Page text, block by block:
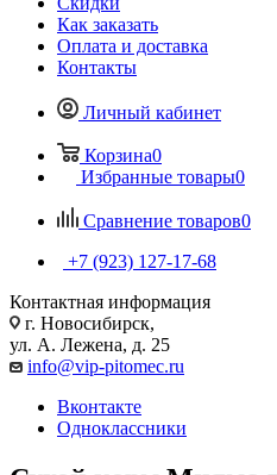
Как заказать
Оплата и доставка
Контакты
Личный кабинет
Корзина0
Избранные товары0
Сравнение товаров0
+7 (923) 127-17-68
Контактная информация
г. Новосибирск,
ул. А. Лежена, д. 25
info@vip-pitomec.ru
Вконтакте
Одноклассники